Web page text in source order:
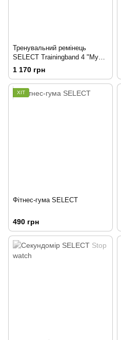
Тренувальний ремінець
SELECT Trainingband 4 "My
training"
1 170 грн
ХІТ
Фітнес-гума SELECT
490 грн